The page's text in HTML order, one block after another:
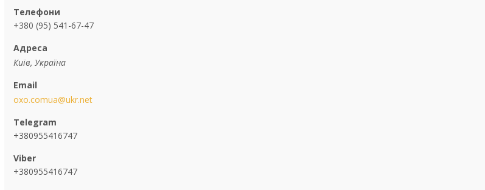
+380 (95) 541-67-47
Київ, Україна
oxo.comua@ukr.net
+380955416747
+380955416747